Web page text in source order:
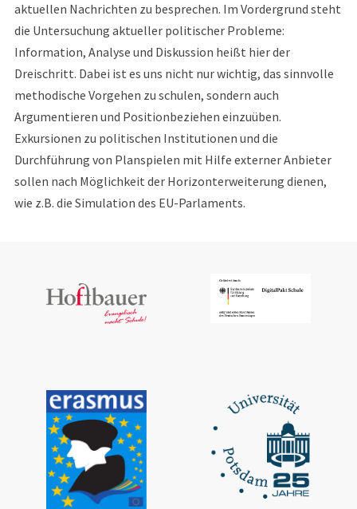
aktuellen Nachrichten zu besprechen. Im Vordergrund steht
die Untersuchung aktueller politischer Probleme:
Information, Analyse und Diskussion heißt hier der
Dreischritt. Dabei ist es uns nicht nur wichtig, das sinnvolle
methodische Vorgehen zu schulen, sondern auch
Argumentieren und Positionbeziehen einzuüben.
Exkursionen zu politischen Institutionen und die
Durchführung von Planspielen mit Hilfe externer Anbieter
sollen nach Möglichkeit der Horizonterweiterung dienen,
wie z.B. die Simulation des EU-Parlaments.